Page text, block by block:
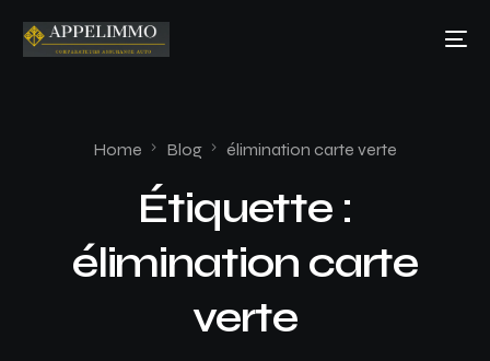
Home Blog élimination carte verte
Étiquette :
élimination carte
verte